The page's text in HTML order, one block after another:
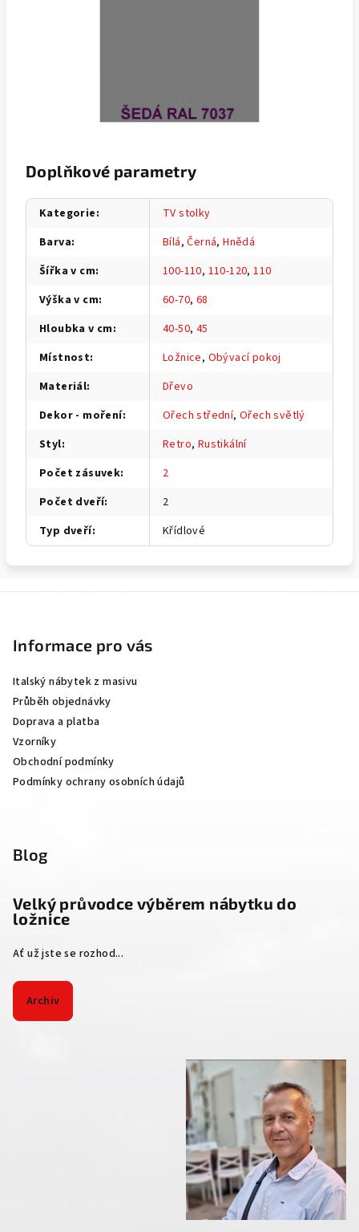
Doplňkové parametry
Kategorie:
TV stolky
Barva: Bílá,Černá,Hnědá
Šířka v cm: 100-110, 110-120,110
Výška v cm: 60-70, 68
Hloubka v cm: 40-50, 45
Místnost: Ložnice, Obývací pokoj
Materiál:
Dřevo
Dekor - moření: Ořech střední,Ořech světlý
Styl: Retro, Rustikální
Počet zásuvek:
2
Počet dveří:
2
Typ dveří: Křídlové
Informace pro vás
Italský nábytek z masivu
Průběh objednávky
Doprava a platba
Vzorníky
Obchodní podmínky
Podmínky ochrany osobních údajů
Blog
Velký průvodce výběrem nábytku do
ložnice
Ať už jste se rozhod...
Archiv